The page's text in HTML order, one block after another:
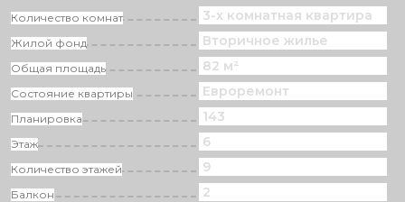
Количество комнат 3-х комнатная квартира
Жилой фонд Вторичное жилье
Общая площадь 82 м²
Состояние квартиры Eвроремонт
Планировка 143
Этаж 6
Количество этажей 9
Балкон 2